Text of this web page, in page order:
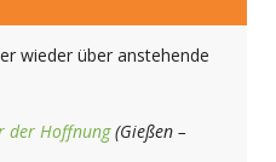
wieder über anstehende
der Hoffnung(Gießen –